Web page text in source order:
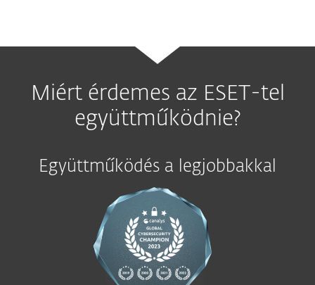
Miért érdemes az ESET-tel
együttműködnie?
Együttműködés a legjobbakkal